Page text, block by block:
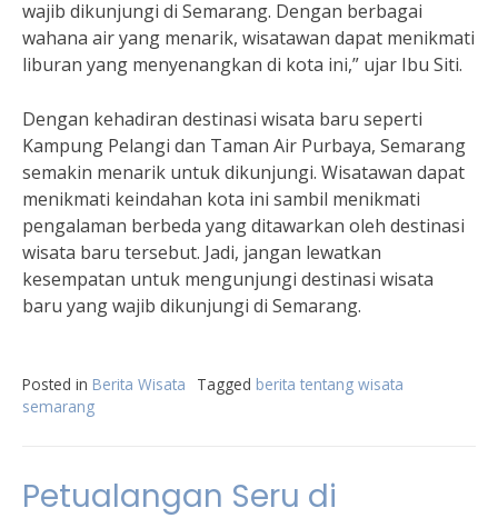
wajib dikunjungi di Semarang. Dengan berbagai
wahana air yang menarik, wisatawan dapat menikmati
liburan yang menyenangkan di kota ini,” ujar Ibu Siti.
Dengan kehadiran destinasi wisata baru seperti
Kampung Pelangi dan Taman Air Purbaya, Semarang
semakin menarik untuk dikunjungi. Wisatawan dapat
menikmati keindahan kota ini sambil menikmati
pengalaman berbeda yang ditawarkan oleh destinasi
wisata baru tersebut. Jadi, jangan lewatkan
kesempatan untuk mengunjungi destinasi wisata
baru yang wajib dikunjungi di Semarang.
Posted in Berita Wisata Tagged berita tentang wisata
semarang
Petualangan Seru di